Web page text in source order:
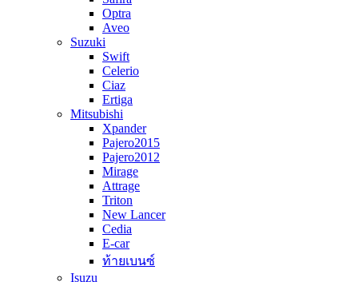
Optra
Aveo
Suzuki
Swift
Celerio
Ciaz
Ertiga
Mitsubishi
Xpander
Pajero2015
Pajero2012
Mirage
Attrage
Triton
New Lancer
Cedia
E-car
ท้ายเบนซ์
Isuzu